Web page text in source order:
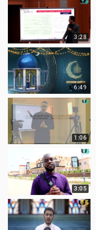
3:28
6:49
1:06
3:05